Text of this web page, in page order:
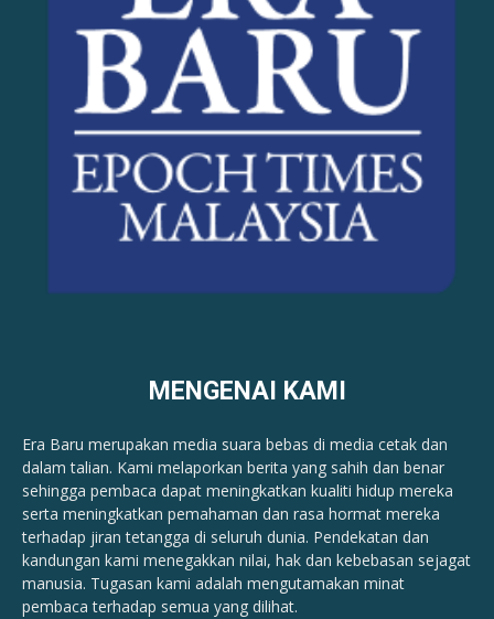
MENGENAI KAMI
Era Baru merupakan media suara bebas di media cetak dan
dalam talian. Kami melaporkan berita yang sahih dan benar ​​
sehingga pembaca dapat meningkatkan kualiti hidup mereka
serta meningkatkan pemahaman dan rasa hormat mereka
terhadap jiran tetangga di seluruh dunia. Pendekatan dan
kandungan kami menegakkan nilai, hak dan kebebasan sejagat
manusia. Tugasan kami adalah mengutamakan minat
pembaca terhadap semua yang dilihat.